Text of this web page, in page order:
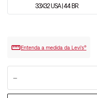
33X32 USA | 44 BR
Entenda a medida da Levi’s®
－